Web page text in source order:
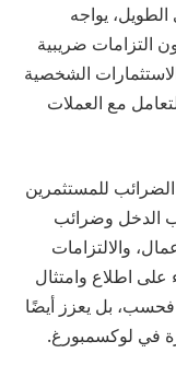
يواجه
التزامات ضريبية
الشخصية
مع العملات
الضرائب للمستثمرين
الدخل وضرائب
والالتزامات
على اطلاع وامتثال
فحسب، بل يعزز أيضًا
في لوكسمبورغ.